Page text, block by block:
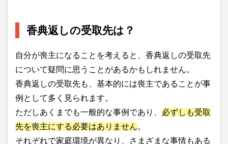
香典返しの受取先は？
自分が喪主になることを考えると、香典返しの受取先
について疑問に思うことがあるかもしれません。
香典返しの受取先も、基本的には喪主であることが事
例として多く見られます。
ただしあくまでも一般的な事例であり、 必ずしも受取
先を喪主にする必要はありません。
それぞれで家庭環境が異なり、さまざまな事情もある